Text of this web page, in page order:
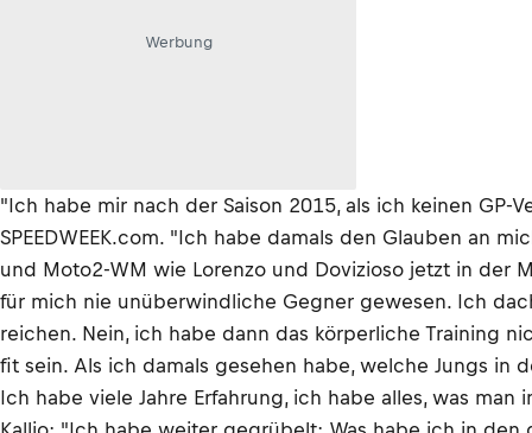
Werbung
"Ich habe mir nach der Saison 2015, als ich keinen
SPEEDWEEK.com. "Ich habe damals den Glauben an
und Moto2-WM wie Lorenzo und Dovizioso jetzt in der
für mich nie unüberwindliche Gegner gewesen. Ich
reichen. Nein, ich habe dann das körperliche Training
fit sein. Als ich damals gesehen habe, welche Jungs in
Ich habe viele Jahre Erfahrung, ich habe alles, was man